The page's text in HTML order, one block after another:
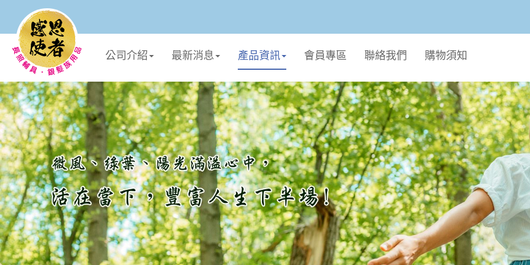
公司介紹 最新消息 產品資訊
個人生活
廚衛用品
毛孩專區
會員專區 聯絡我們 購物須知